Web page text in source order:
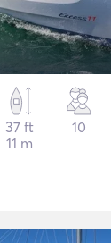
37 ft
11 m
10